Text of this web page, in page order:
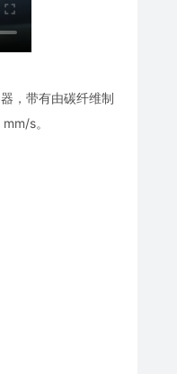
，带有由碳纤维制
s。